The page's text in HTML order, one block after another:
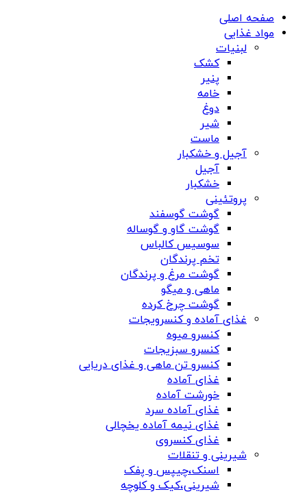
صفحه اصلی
مواد غذایی
لبنیات
کشک
پنیر
خامه
دوغ
شیر
ماست
آجیل و خشکبار
آجیل
خشکبار
پروتئینی
گوشت گوسفند
گوشت گاو و گوساله
سوسیس کالباس
تخم پرندگان
گوشت مرغ و پرندگان
ماهی و میگو
گوشت چرخ کرده
غذای آماده و کنسرویجات
کنسرو میوه
کنسرو سبزیجات
کنسرو تن ماهی و غذای دریایی
غذای آماده
خورشت آماده
غذای آماده سرد
غذای نیمه آماده یخچالی
غذای کنسروی
شیرینی و تنقلات
اسنک،چیپس و پفک
شیرینی،کیک و کلوچه